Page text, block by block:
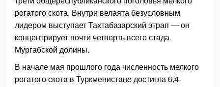
рогатого скота. Внутри велаята безусловным
лидером выступает Тахтабазарский этрап — он
концентрирует почти четверть всего стада
Мургабской долины.
В начале мая прошлого года численность мелкого
рогатого скота в Туркменистане достигла 6,4